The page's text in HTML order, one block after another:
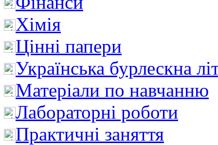
Хімія
Цінні папери
Українська бурлескна
Матеріали по навчанню
Лабораторні роботи
Практичні заняття